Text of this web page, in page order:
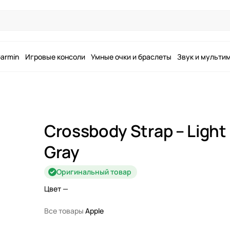
Игровые консоли Умные очки и браслеты Звук и
Crossbody Strap – Light
Gray
Оригинальный товар
Цвет—
Все товары Apple